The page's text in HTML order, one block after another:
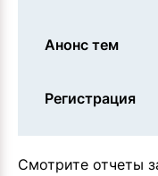
Анонс тем
Регистрация
Смотрите отчеты